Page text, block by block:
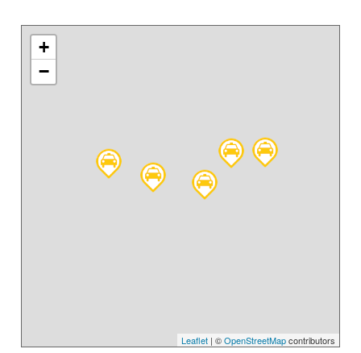
+
−
Leaflet| ©OpenStreetMapcontributors